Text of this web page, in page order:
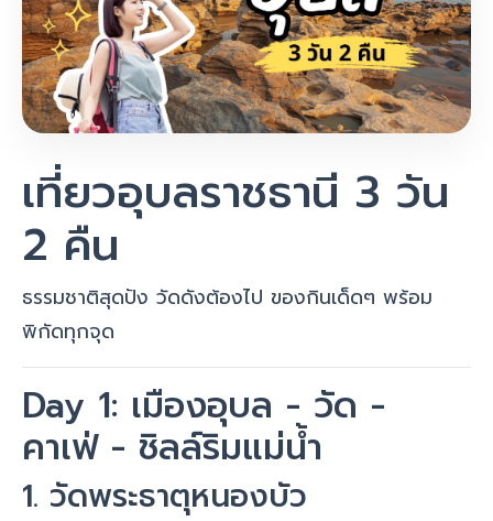
เที่ยวอุบลราชธานี 3 วัน
2 คืน
ธรรมชาติสุดปัง วัดดังต้องไป ของกินเด็ดๆ พร้อม
พิกัดทุกจุด
Day 1: เมืองอุบล - วัด -
คาเฟ่ - ชิลล์ริมแม่น้ำ
1. วัดพระธาตุหนองบัว